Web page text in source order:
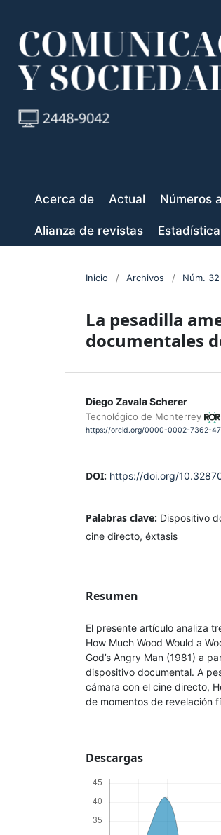
Acerca de Actual Números
Alianza de revistas
Inicio / Archivos / Núm.
La pesadilla
documentales
Diego Zavala Scherer
Tecnológico de Monterrey
https://orcid.org/0000-0002-7362-
DOI: https://doi.org/
Palabras clave: Dispositivo
cine directo, éxtasis
Resumen
El presente artículo analiza
How Much Wood Would a
God’s Angry Man (1981) a
dispositivo documental. A
cámara con el cine directo,
de momentos de revelación
Descargas